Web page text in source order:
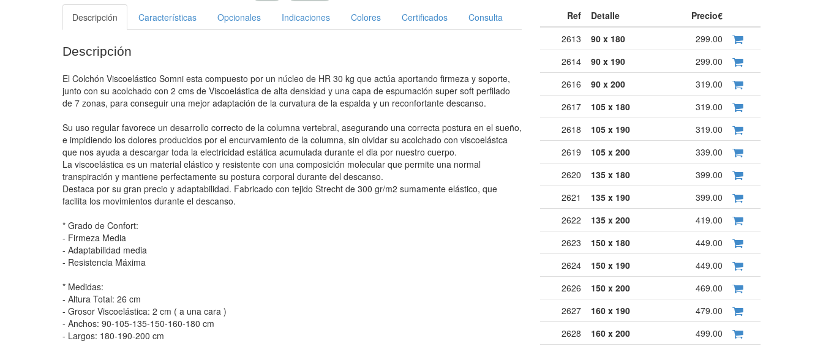
Descripción Características Opcionales Indicaciones Colores Certificados Consulta
Descripción
El Colchón Viscoelástico Somni esta compuesto por un núcleo de HR 30 kg que actúa aportando firmeza y soporte,
junto con su acolchado con 2 cms de Viscoelástica de alta densidad y una capa de espumación super soft perfilado
de 7 zonas, para conseguir una mejor adaptación de la curvatura de la espalda y un reconfortante descanso.
Su uso regular favorece un desarrollo correcto de la columna vertebral, asegurando una correcta postura en el sueño,
e impidiendo los dolores producidos por el encurvamiento de la columna, sin olvidar su acolchado con viscoelástca
que nos ayuda a descargar toda la electricidad estática acumulada durante el dia por nuestro cuerpo.
La viscoelástica es un material elástico y resistente con una composición molecular que permite una normal
transpiración y mantiene perfectamente su postura corporal durante del descanso.
Destaca por su gran precio y adaptabilidad. Fabricado con tejido Strecht de 300 gr/m2 sumamente elástico, que
facilita los movimientos durante el descanso.
* Grado de Confort:
- Firmeza Media
- Adaptabilidad media
- Resistencia Máxima
* Medidas:
- Altura Total: 26 cm
- Grosor Viscoelástica: 2 cm ( a una cara )
- Anchos: 90-105-135-150-160-180 cm
- Largos: 180-190-200 cm
Ref Detalle
Precio€
2613
90 x 180
299.00
2614
90 x 190
299.00
2616
90 x 200
319.00
2617
105 x 180
319.00
2618
105 x 190
319.00
2619
105 x 200
339.00
2620
135 x 180
399.00
2621
135 x 190
399.00
2622
135 x 200
419.00
2623
150 x 180
449.00
2624
150 x 190
449.00
2626
150 x 200
469.00
2627
160 x 190
479.00
2628
160 x 200
499.00